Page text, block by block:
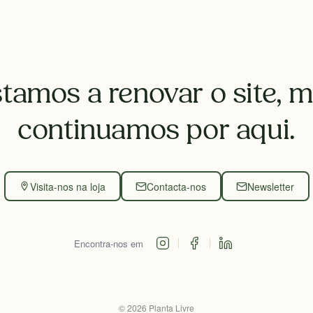
a renovar o site,
continuamos por aqui.
Visita-nos na loja Contacta-nos Newsletter
Encontra-nos em
©2026 Planta Livre